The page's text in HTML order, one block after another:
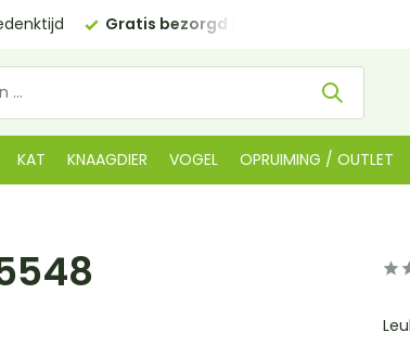
Gratis bezorgd in NL
KAT KNAAGDIER VOGEL OPRUIMING / OUTLET